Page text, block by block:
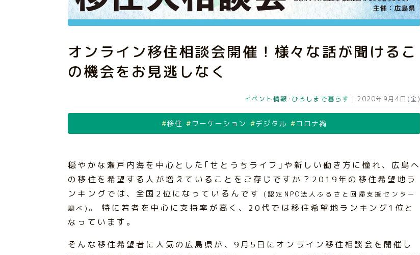
オンライン移住相談会開催！様々な話が聞けるこ
の機会をお見逃しなく
イベント情報 ･ ひろしまで暮らす | 2020年9月4日(金)
移住 ワーケーション デジタル コロナ禍
穏やかな瀬戸内海を中心とした｢せとうちライフ｣や新しい働き方に憧れ、広島へ
の移住を希望する人が増えていることをご存じですか？2019年の移住希望地ラ
ンキングでは、全国2位になっているんです
(認定NPO法人ふるさと回帰支援センター
調べ) 。 特に若者を中心に支持率が高く、20代では移住希望地ランキング1位と
なっています。
そんな移住希望者に人気の広島県が、9月5日にオンライン移住相談会を開催し